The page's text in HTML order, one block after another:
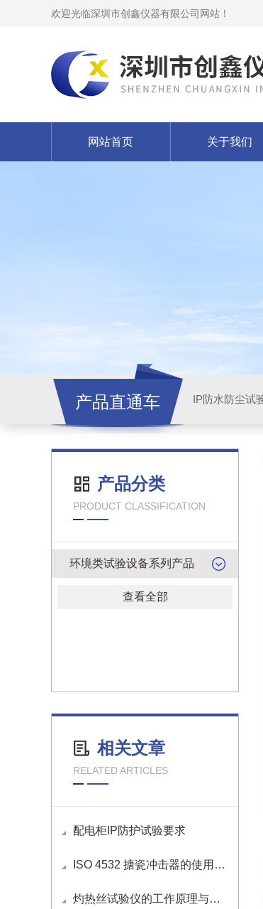
欢迎光临深圳市创鑫仪器有限公司网站！
网站首页 关于我们
产品直通车
产品分类
PRODUCT CLASSIFICATION
环境类试验设备系列产品
查看全部
相关文章
RELATED ARTICLES
配电柜IP防护试验要求
ISO 4532 搪瓷冲击器的使用方法
​灼热丝试验仪的工作原理与操作方法